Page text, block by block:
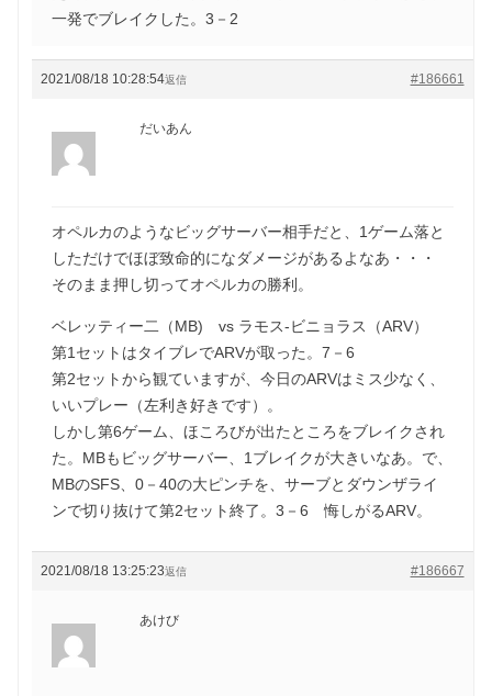
一発でブレイクした。3－2
2021/08/18 10:28:54 #186661
返信
だいあん
オペルカのようなビッグサーバー相手だと、1ゲーム落と
しただけでほぼ致命的になダメージがあるよなあ・・・
そのまま押し切ってオペルカの勝利。
ベレッティー二（MB) vs ラモス‐ビニョラス（ARV）
第1セットはタイブレでARVが取った。7－6
第2セットから観ていますが、今日のARVはミス少なく、
いいプレー（左利き好きです）。
しかし第6ゲーム、ほころびが出たところをブレイクされ
た。MBもビッグサーバー、1ブレイクが大きいなあ。で、
MBのSFS、0－40の大ピンチを、サーブとダウンザライ
ンで切り抜けて第2セット終了。3－6 悔しがるARV。
2021/08/18 13:25:23 #186667
返信
あけび